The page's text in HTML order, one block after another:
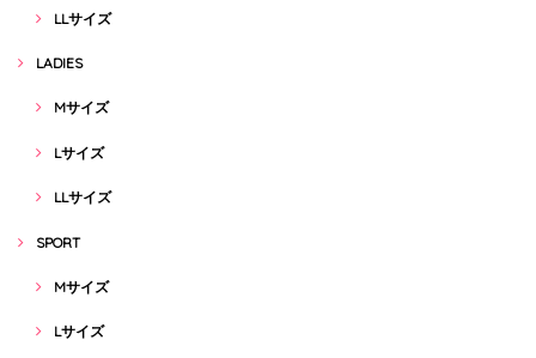
LLサイズ
LADIES
Mサイズ
Lサイズ
LLサイズ
SPORT
Mサイズ
Lサイズ